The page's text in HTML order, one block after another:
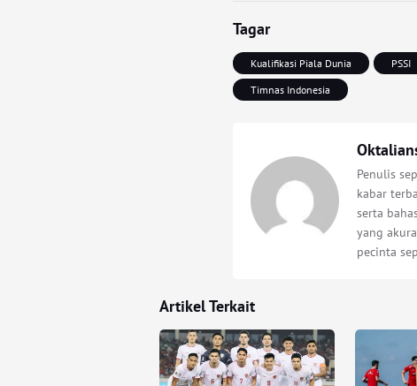
Tagar
Kualifikasi Piala Dunia PSSI
Timnas Indonesia
Penulis
kabar
serta
yang
pecinta
Artikel Terkait